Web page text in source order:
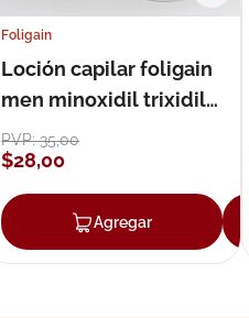
Agregar
Foligain
Loción capilar foligain
men minoxidil trixidil
loción 59 ml
PVP:35,00
$28,00
Agregar